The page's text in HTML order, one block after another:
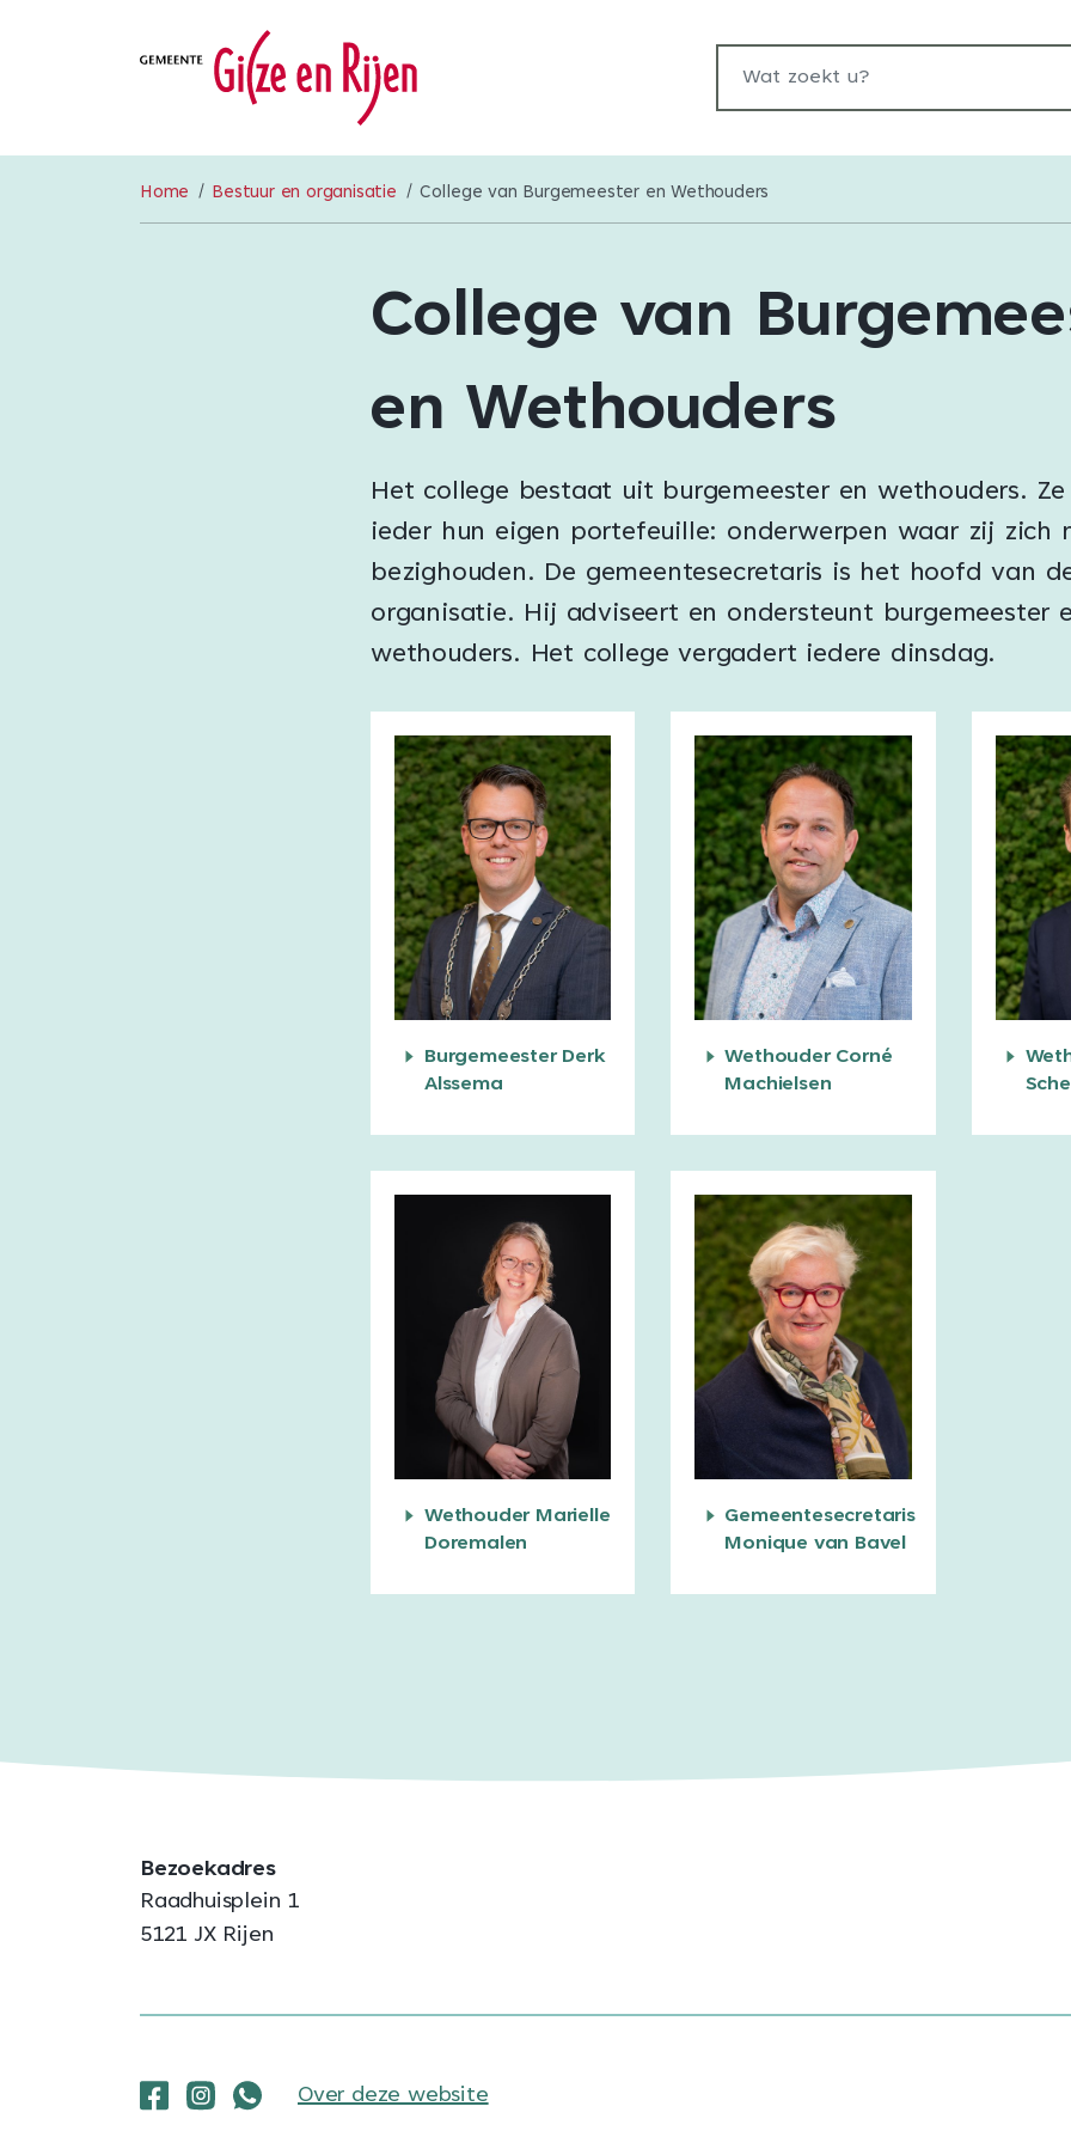
Wat zoekt u?
Home Bestuur en organisatie College van Burgemeester en Wethouders
College van
en Wethouders
Het college bestaat uit burgemeester en wethouders.
ieder hun eigen portefeuille: onderwerpen waar zij zich
bezighouden. De gemeentesecretaris is het hoofd van
organisatie. Hij adviseert en ondersteunt burgemeester
wethouders. Het college vergadert iedere dinsdag.
Burgemeester Derk
Alssema
Wethouder Corné
Machielsen
Wethouder Marielle
Doremalen
Gemeentesecretaris
Monique van Bavel
Bezoekadres
Raadhuisplein 1
5121 JX Rijen
Over deze website